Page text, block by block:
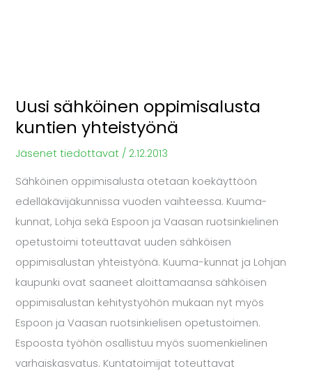
Uusi sähköinen oppimisalusta
kuntien yhteistyönä
Jäsenet tiedottavat / 2.12.2013
Sähköinen oppimisalusta otetaan koekäyttöön
edelläkävijäkunnissa vuoden vaihteessa. Kuuma-
kunnat, Lohja sekä Espoon ja Vaasan ruotsinkielinen
opetustoimi toteuttavat uuden sähköisen
oppimisalustan yhteistyönä. Kuuma-kunnat ja Lohjan
kaupunki ovat saaneet aloittamaansa sähköisen
oppimisalustan kehitystyöhön mukaan nyt myös
Espoon ja Vaasan ruotsinkielisen opetustoimen.
Espoosta työhön osallistuu myös suomenkielinen
varhaiskasvatus. Kuntatoimijat toteuttavat